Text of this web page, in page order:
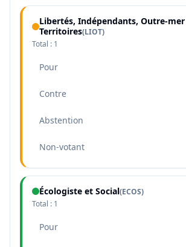
Libertés, Indépendants, Outre-
Territoires(LIOT)
Total : 1
Pour
Contre
Abstention
Non-votant
Écologiste et Social(ECOS)
Total : 1
Pour